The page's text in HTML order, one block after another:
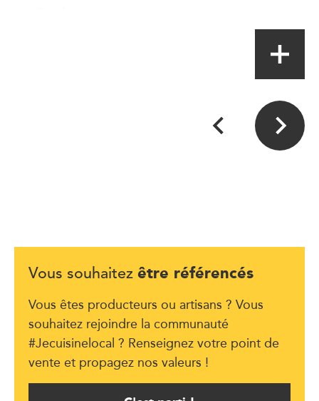
Vous souhaitez être référencés
Vous êtes producteurs ou artisans ? Vous
souhaitez rejoindre la communauté
#Jecuisinelocal ? Renseignez votre point de
vente et propagez nos valeurs !